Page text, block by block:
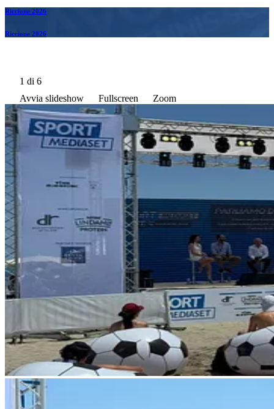
Riccione 2026
Riccione 2026
1 di 6
Avvia slideshow
Fullscreen Zoom